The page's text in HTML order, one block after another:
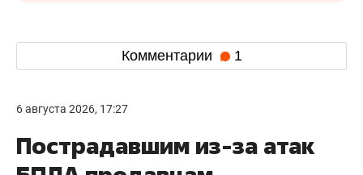
Комментарии 1
6 августа 2026, 17:27
Пострадавшим из-за атак